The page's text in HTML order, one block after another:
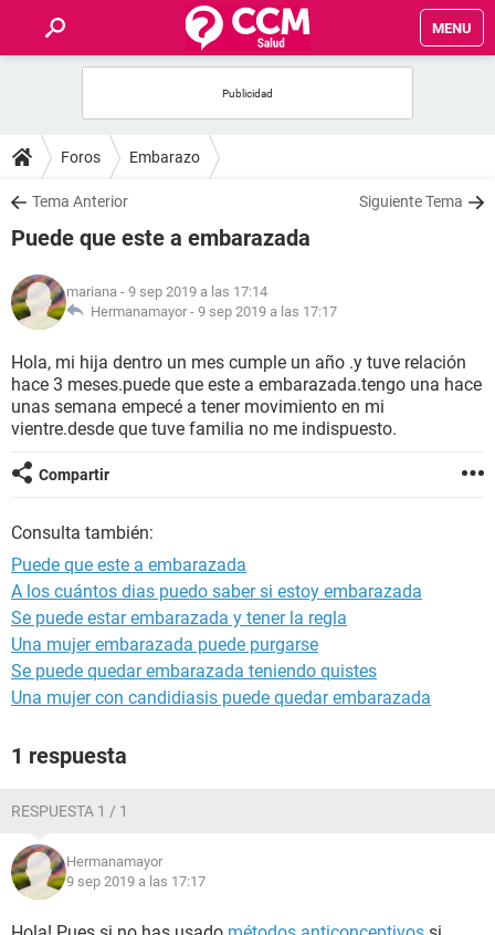
MENU
FOROS
SALUD
NUTRICIÓN
BIENESTAR
SEXUALIDAD
GLOSARIO
Foros Embarazo
Tema Anterior Siguiente Tema
Puede que este a embarazada
mariana - 9 sep 2019 a las 17:14
Hermanamayor - 9 sep 2019 a las 17:17
Hola, mi hija dentro un mes cumple un año .y tuve relación
hace 3 meses.puede que este a embarazada.tengo una hace
unas semana empecé a tener movimiento en mi
vientre.desde que tuve familia no me indispuesto.
Compartir
Consulta también:
Puede que este a embarazada
A los cuántos dias puedo saber si estoy embarazada
Se puede estar embarazada y tener la regla
Una mujer embarazada puede purgarse
Se puede quedar embarazada teniendo quistes
Una mujer con candidiasis puede quedar embarazada
1 respuesta
RESPUESTA 1 / 1
Hermanamayor
9 sep 2019 a las 17:17